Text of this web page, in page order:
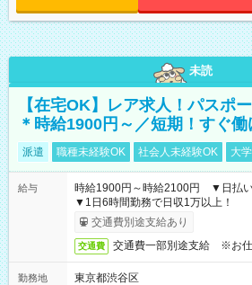
未読
【在宅OK】レア求人！パスポ
＊時給1900円～／短期！すぐ働
派遣 職種未経験OK 社会人未経験OK 大
給与
時給1900円～時給2100円 ▼日払
▼1日6時間勤務で日収1万以上！
交通費別途支給あり
交通費 交通費一部別途支給 ※お仕
勤務地
東京都渋谷区